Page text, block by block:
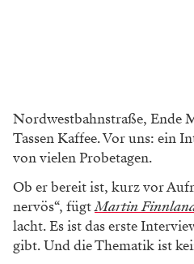
Nordwestbahnstraße, Ende
Tassen Kaffee. Vor uns: ein
von vielen Probetagen.
Ob er bereit ist, kurz vor
nervös“, fügtMartin
lacht. Es ist das erste
gibt. Und die Thematik ist